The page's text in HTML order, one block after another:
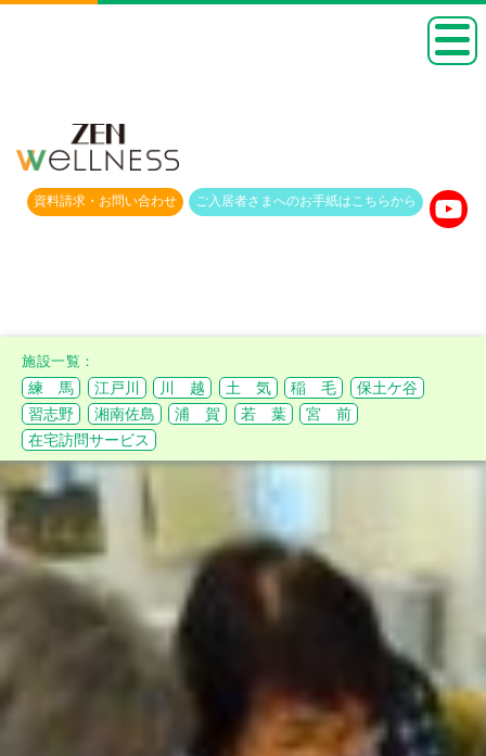
資料請求・ お問い合わせ ご入居者さまへのお手紙はこちらから
練 馬 江戸川 川 越 土 気 稲 毛
保土ケ谷
習志野
湘南佐島 浦 賀 若 葉
宮 前
在宅訪問サービス